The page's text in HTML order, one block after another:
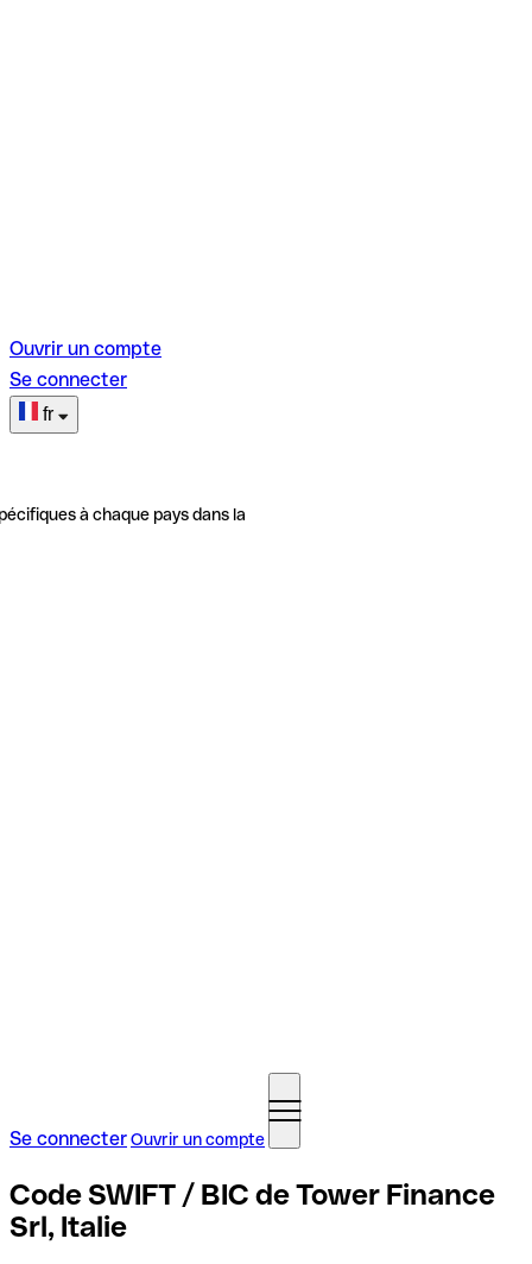
Ouvrir un compte
Se connecter
fr
à chaque pays dans la
Se connecterOuvrir un compte
Code SWIFT / BIC de Tower Finance
Srl, Italie